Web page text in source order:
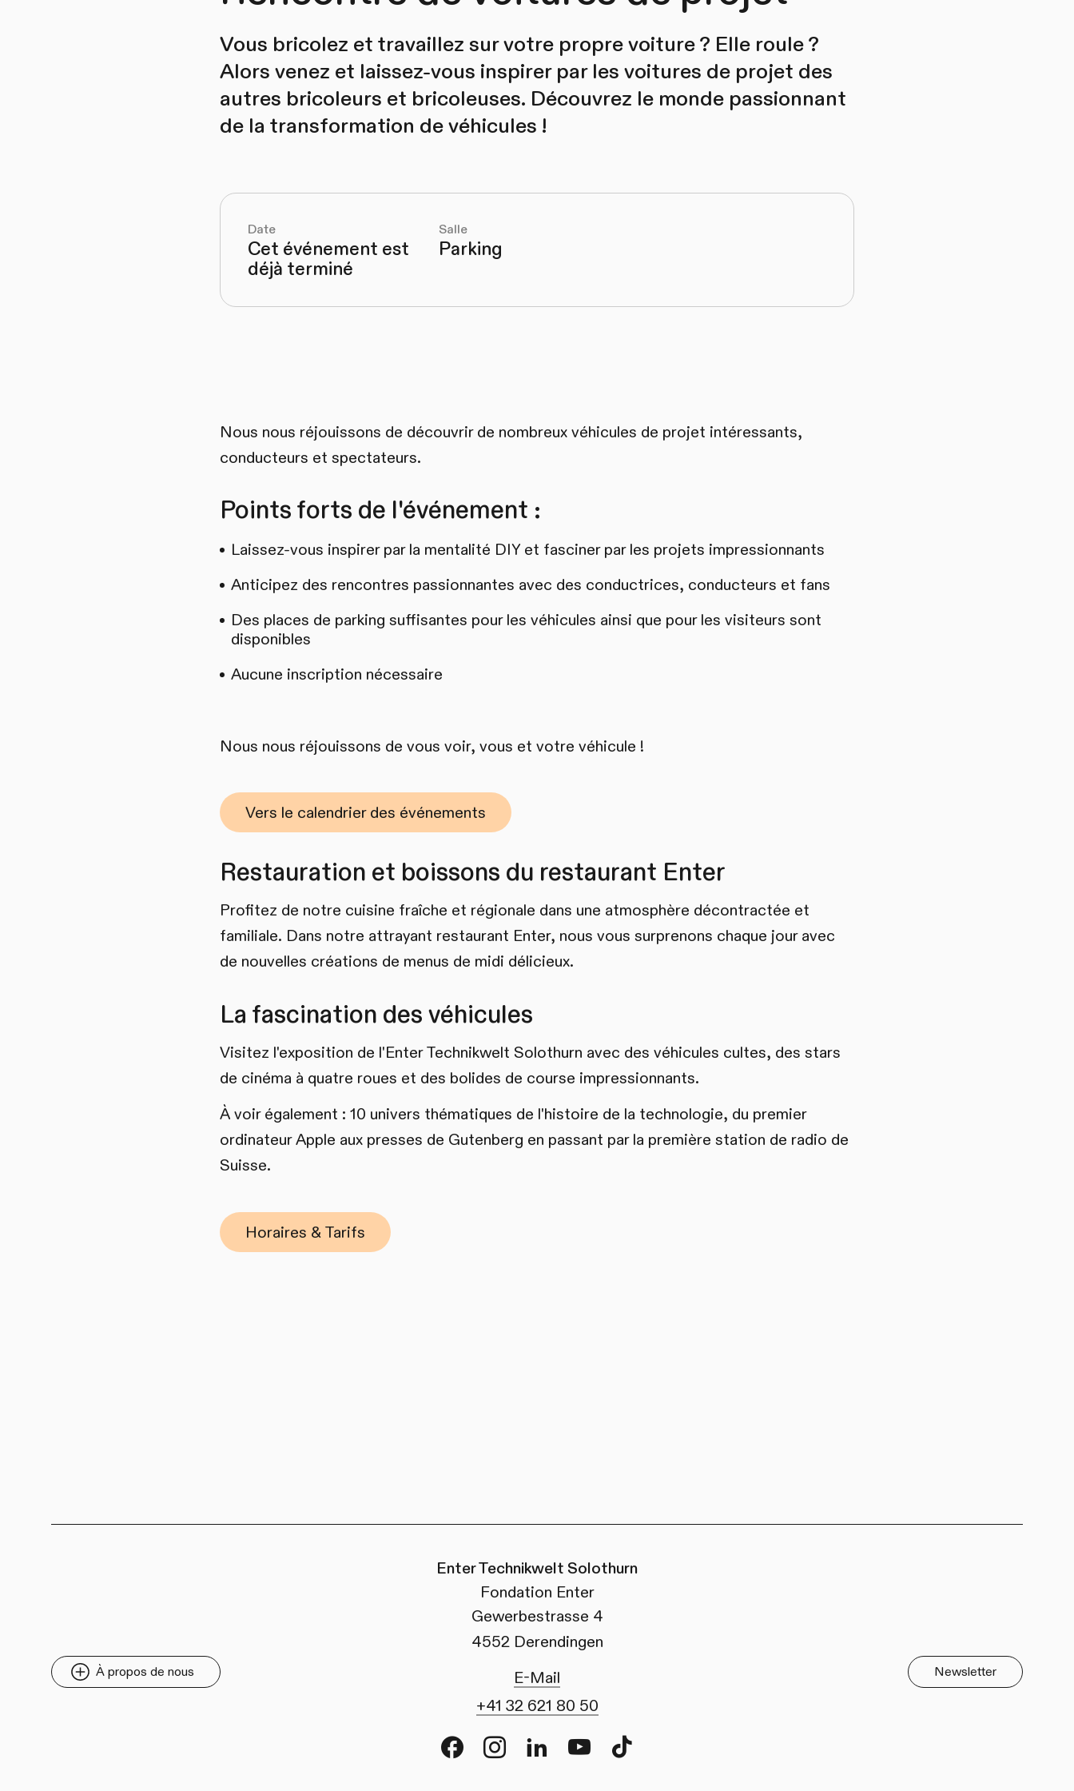
Vous bricolez et travaillez sur votre propre voiture ? Elle roule ?
Alors venez et laissez-vous inspirer par les voitures de projet des
autres bricoleurs et bricoleuses. Découvrez le monde passionnant
de la transformation de véhicules !
Date
Cet événement est
déjà terminé
Salle
Parking
Nous nous réjouissons de découvrir de nombreux véhicules de projet intéressants,
conducteurs et spectateurs.
Points forts de l'événement :
Laissez-vous inspirer par la mentalité DIY et fasciner par les projets impressionnants
Anticipez des rencontres passionnantes avec des conductrices, conducteurs et fans
Des places de parking suffisantes pour les véhicules ainsi que pour les visiteurs sont
disponibles
Aucune inscription nécessaire
Nous nous réjouissons de vous voir, vous et votre véhicule !
Vers le calendrier des événements
Restauration et boissons du restaurant Enter
Profitez de notre cuisine fraîche et régionale dans une atmosphère décontractée et
familiale. Dans notre attrayant restaurant Enter, nous vous surprenons chaque jour avec
de nouvelles créations de menus de midi délicieux.
La fascination des véhicules
Visitez l'exposition de l'Enter Technikwelt Solothurn avec des véhicules cultes, des stars
de cinéma à quatre roues et des bolides de course impressionnants.
À voir également : 10 univers thématiques de l'histoire de la technologie, du premier
ordinateur Apple aux presses de Gutenberg en passant par la première station de radio de
Suisse.
Horaires & Tarifs
À propos de nous
Enter Technikwelt Solothurn
Fondation Enter
Gewerbestrasse 4
4552 Derendingen
E-Mail
+41 32 621 80 50
Newsletter